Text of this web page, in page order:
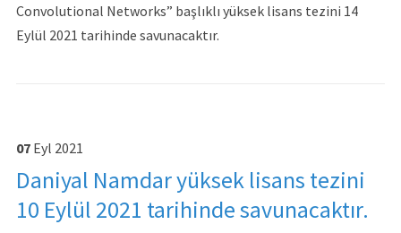
Convolutional Networks” başlıklı yüksek lisans tezini 14
Eylül 2021 tarihinde savunacaktır.
07 Eyl 2021
Daniyal Namdar yüksek lisans tezini
10 Eylül 2021 tarihinde savunacaktır.